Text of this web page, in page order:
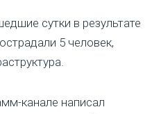
сутки в результате
5 человек,
канале написал